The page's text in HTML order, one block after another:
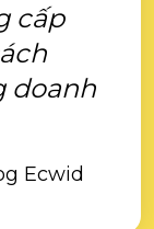
cấp
doanh
Ecwid